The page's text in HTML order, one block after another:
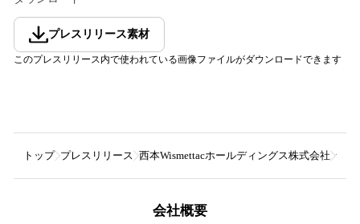
プレスリリース素材
このプレスリリース内で使われている画像ファイルがダウンロードできます
トップ プレスリリース 西本Wismettacホールディングス株式会社 食の
会社概要